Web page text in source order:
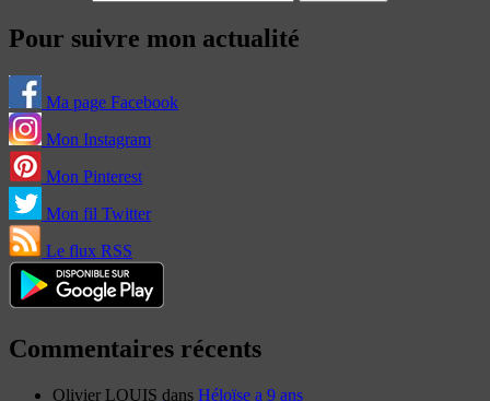
Pour suivre mon actualité
Ma page Facebook
Mon Instagram
Mon Pinterest
Mon fil Twitter
Le flux RSS
Commentaires récents
Olivier LOUIS dans Héloïse a 9 ans